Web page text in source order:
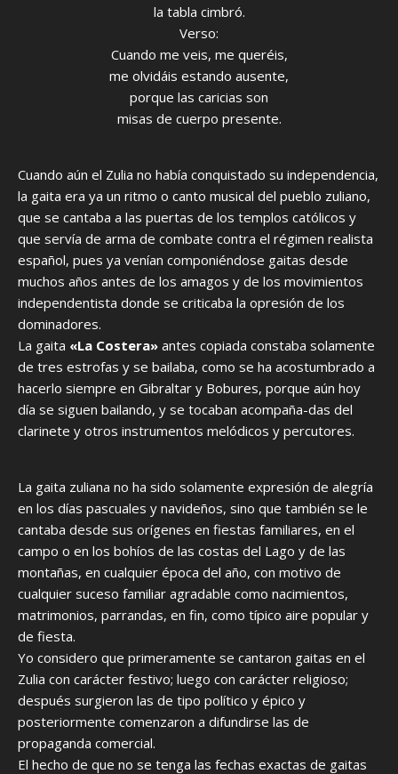
la tabla cimbró.
Verso:
Cuando me veis, me queréis,
me olvidáis estando ausente,
porque las caricias son
misas de cuerpo presente.
Cuando aún el Zulia no había conquistado su independencia,
la gaita era ya un ritmo o canto musical del pueblo zuliano,
que se cantaba a las puertas de los templos católicos y
que servía de arma de combate contra el régimen realista
español, pues ya venían componiéndose gaitas desde
muchos años antes de los amagos y de los movimientos
independentista donde se criticaba la opresión de los
dominadores.
La gaita «La Costera» antes copiada constaba solamente
de tres estrofas y se bailaba, como se ha acostumbrado a
hacerlo siempre en Gibraltar y Bobures, porque aún hoy
día se siguen bailando, y se tocaban acompaña-das del
clarinete y otros instrumentos melódicos y percutores.
La gaita zuliana no ha sido solamente expresión de alegría
en los días pascuales y navideños, sino que también se le
cantaba desde sus orígenes en fiestas familiares, en el
campo o en los bohíos de las costas del Lago y de las
montañas, en cualquier época del año, con motivo de
cualquier suceso familiar agradable como nacimientos,
matrimonios, parrandas, en fin, como típico aire popular y
de fiesta.
Yo considero que primeramente se cantaron gaitas en el
Zulia con carácter festivo; luego con carácter religioso;
después surgieron las de tipo político y épico y
posteriormente comenzaron a difundirse las de
propaganda comercial.
El hecho de que no se tenga las fechas exactas de gaitas